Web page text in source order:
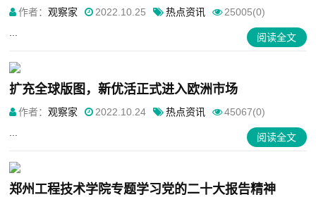
作者：观察家 2022.10.25 热点资讯
25005(0)
阅读全文
扩充全球版图，新优活正式进入欧洲市场
作者：观察家 2022.10.24 热点资讯
45067(0)
阅读全文
郑州工程技术学院专题学习党的二十大报告精神